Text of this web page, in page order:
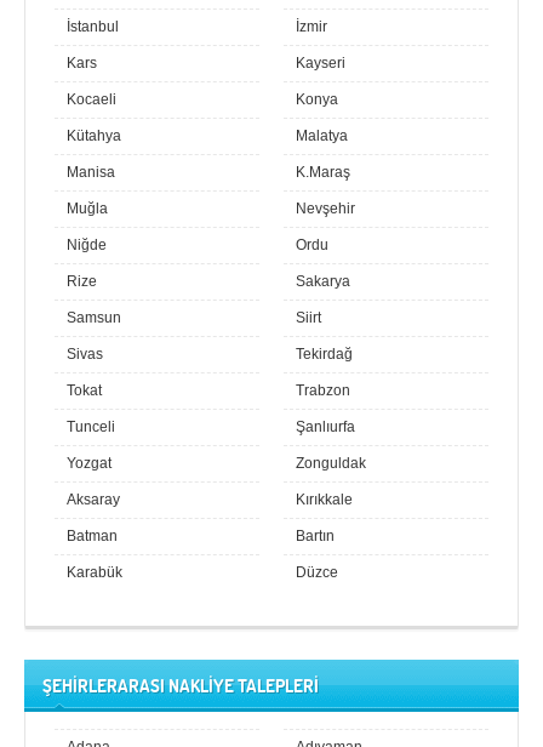
İstanbul İzmir
Kars Kayseri
Kocaeli Konya
Kütahya Malatya
Manisa K.Maraş
Muğla Nevşehir
Niğde Ordu
Rize Sakarya
Samsun Siirt
Sivas Tekirdağ
Tokat Trabzon
Tunceli Şanlıurfa
Yozgat Zonguldak
Aksaray Kırıkkale
Batman Bartın
Karabük Düzce
ŞEHİRLERARASI NAKLİYE TALEPLERİ